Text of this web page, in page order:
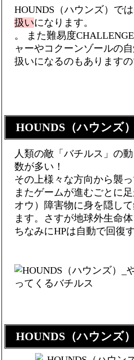
HOUNDS（ハウンズ）で
扱いになります。
。 また難易度
ャーやコクーンゾールの
扱いになるのもあります
HOUNDS（ハウンズ
人類の敵「バチルス」の
数が多い！
その上様々な方向から襲
またゲームが進むごとに
オウ）障害物に身を隠し
ます。さすが地球外生命体
ちなみにHPは自動で回復
HOUNDS（ハウンズ